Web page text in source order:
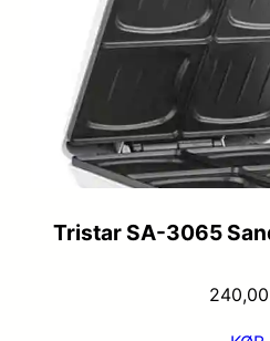
Tristar SA-3065
240,00